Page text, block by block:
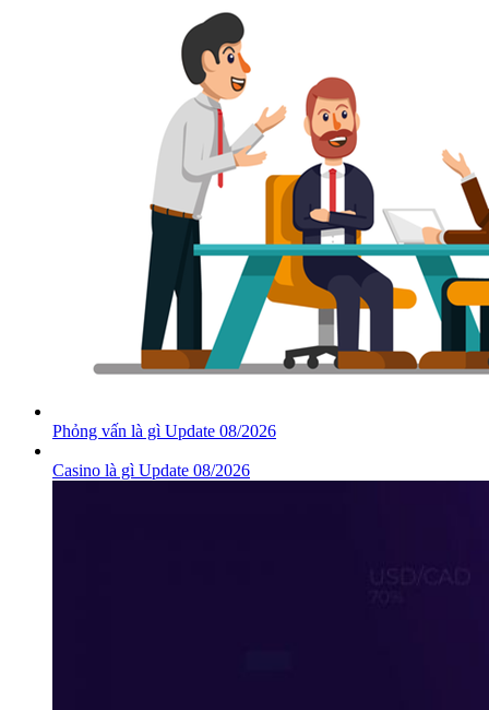
Phỏng vấn là gì Update 08/2026
Casino là gì Update 08/2026